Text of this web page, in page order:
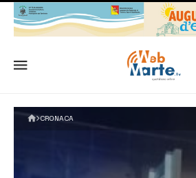
CRONACA